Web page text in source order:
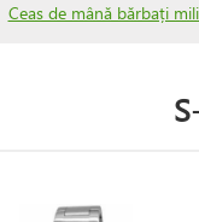
Ceas de mână bărbați